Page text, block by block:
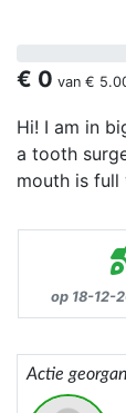
€ 0 van €
Hi! I am in
a tooth
mouth is
op 18-12-
Actie